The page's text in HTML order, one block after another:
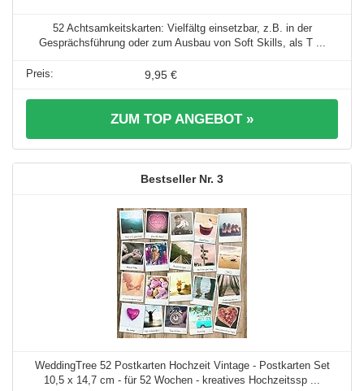
52 Achtsamkeitskarten: Vielfältg einsetzbar, z.B. in der
Gesprächsführung oder zum Ausbau von Soft Skills, als T ...
9,95 €
ZUM TOP ANGEBOT »
3
WeddingTree 52 Postkarten Hochzeit Vintage - Postkarten Set
10,5 x 14,7 cm - für 52 Wochen - kreatives Hochzeitssp ...